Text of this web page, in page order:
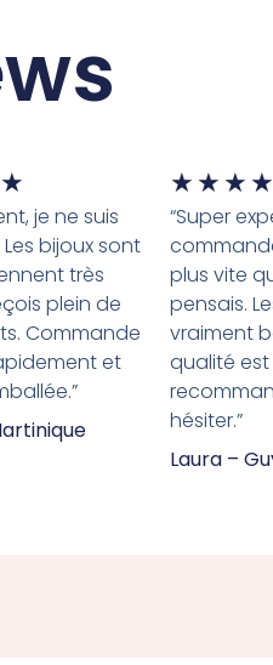
★
je ne suis
bijoux sont
très
plein de
Commande
et
★ ★ ★ ★
“Super
plus vite
pensais.
vraiment
qualité est
hésiter.”
Laura –